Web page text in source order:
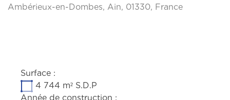
Ambérieux-en-Dombes, Ain, 01330, France
Surface :
4 744 m² S.D.P
Année de construction :